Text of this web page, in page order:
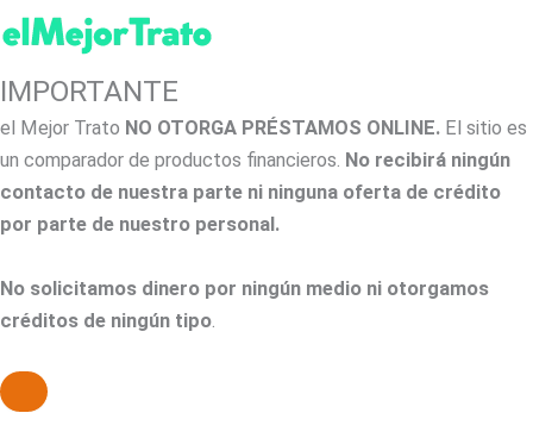
IMPORTANTE
el Mejor Trato NO OTORGA PRÉSTAMOS ONLINE. El sitio es
un comparador de productos financieros. No recibirá ningún
contacto de nuestra parte ni ninguna oferta de crédito
por parte de nuestro personal.
No solicitamos dinero por ningún medio ni otorgamos
créditos de ningún tipo.